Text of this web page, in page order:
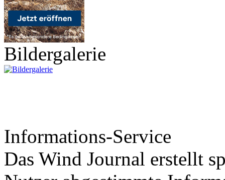
Bildergalerie
Informations-Service
Das Wind Journal erstellt